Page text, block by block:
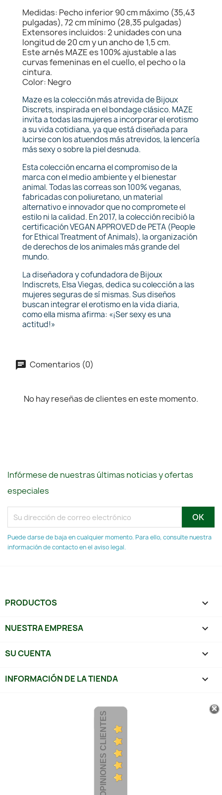
Medidas: Pecho inferior 90 cm máximo (35,43
pulgadas), 72 cm mínimo (28,35 pulgadas)
Extensores incluidos: 2 unidades con una
longitud de 20 cm y un ancho de 1,5 cm.
Este arnés MAZE es 100% ajustable a las
curvas femeninas en el cuello, el pecho o la
cintura.
Color: Negro
Maze es la colección más atrevida de Bijoux
Discrets, inspirada en el bondage clásico. MAZE
invita a todas las mujeres a incorporar el erotismo
a su vida cotidiana, ya que está diseñada para
lucirse con los atuendos más atrevidos, la lencería
más sexy o sobre la piel desnuda.
Esta colección encarna el compromiso de la
marca con el medio ambiente y el bienestar
animal. Todas las correas son 100% veganas,
fabricadas con poliuretano, un material
alternativo e innovador que no compromete el
estilo ni la calidad. En 2017, la colección recibió la
certificación VEGAN APPROVED de PETA (People
for Ethical Treatment of Animals), la organización
de derechos de los animales más grande del
mundo.
La diseñadora y cofundadora de Bijoux
Indiscrets, Elsa Viegas, dedica su colección a las
mujeres seguras de sí mismas. Sus diseños
buscan integrar el erotismo en la vida diaria,
como ella misma afirma: «¡Ser sexy es una
actitud!»
Comentarios (0)
No hay reseñas de clientes en este momento.
Infórmese de nuestras últimas noticias y ofertas
especiales
Puede darse de baja en cualquier momento. Para ello, consulte nuestra
información de contacto en el aviso legal.
PRODUCTOS 
NUESTRA EMPRESA 
SU CUENTA 
INFORMACIÓN DE LA TIENDA keyboard_arrow_down
OPINIONES CLIENTES